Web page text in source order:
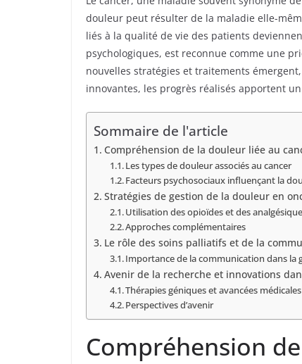
douleur peut résulter de la maladie elle-
liés à la qualité de vie des patients
psychologiques, est reconnue comme une
nouvelles stratégies et traitements
innovantes, les progrès réalisés apportent
Sommaire de l'article
Compréhension de la douleur liée au
Les types de douleur associés au cancer
Facteurs psychosociaux influençant la
Stratégies de gestion de la douleur en
Utilisation des opioïdes et des
Approches complémentaires
Le rôle des soins palliatifs et de la
Importance de la communication dans la
Avenir de la recherche et innovations
Thérapies géniques et avancées médicales
Perspectives d’avenir
Compréhension